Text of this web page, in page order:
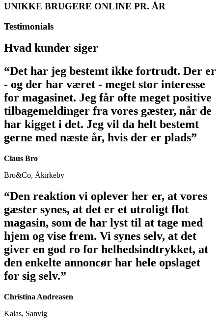
UNIKKE BRUGERE ONLINE PR. ÅR
Testimonials
Hvad kunder siger
“Det har jeg bestemt ikke fortrudt. Der er
- og der har været - meget stor interesse
for magasinet. Jeg får ofte meget positive
tilbagemeldinger fra vores gæster, når de
har kigget i det. Jeg vil da helt bestemt
gerne med næste år, hvis der er plads”
Claus Bro
Bro&Co, Åkirkeby
“Den reaktion vi oplever her er, at vores
gæster synes, at det er et utroligt flot
magasin, som de har lyst til at tage med
hjem og vise frem. Vi synes selv, at det
giver en god ro for helhedsindtrykket, at
den enkelte annoncør har hele opslaget
for sig selv.”
Christina Andreasen
Kalas, Sanvig